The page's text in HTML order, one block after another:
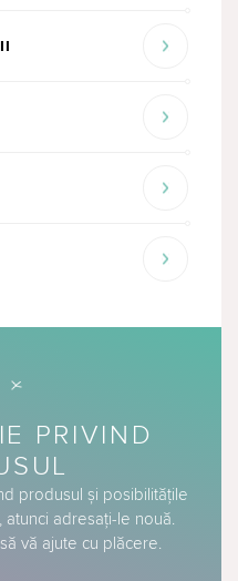
PRIVIND
produsul și posibilitățile
adresați-le nouă.
vă ajute cu plăcere.